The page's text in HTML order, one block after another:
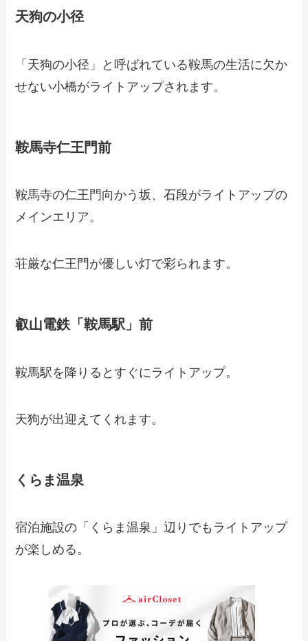
天狗の小径
「天狗の小径」と呼ばれている鞍馬の生活に欠か
せない小橋がライトアップされます。
鞍馬寺仁王門前
鞍馬寺の仁王門向かう坂、石段がライトアップの
メインエリア。
荘厳な仁王門が優しい灯で彩られます。
叡山電鉄「鞍馬駅」前
鞍馬駅を降りるとすぐにライトアップ。
天狗が出迎えてくれます。
くらま温泉
宿泊施設の「くらま温泉」辺りでもライトアップ
が楽しめる。